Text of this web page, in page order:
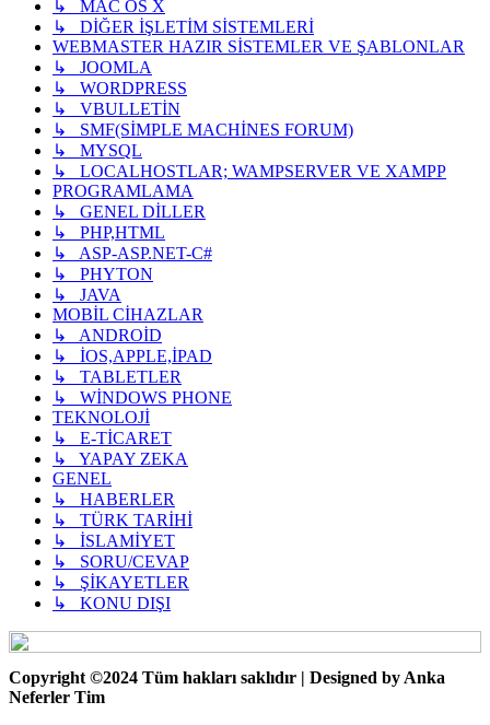
↳ MAC OS X
↳ DİĞER İŞLETİM SİSTEMLERİ
WEBMASTER HAZIR SİSTEMLER VE ŞABLONLAR
↳ JOOMLA
↳ WORDPRESS
↳ VBULLETİN
↳ SMF(SİMPLE MACHİNES FORUM)
↳ MYSQL
↳ LOCALHOSTLAR; WAMPSERVER VE XAMPP
PROGRAMLAMA
↳ GENEL DİLLER
↳ PHP,HTML
↳ ASP-ASP.NET-C#
↳ PHYTON
↳ JAVA
MOBİL CİHAZLAR
↳ ANDROİD
↳ İOS,APPLE,İPAD
↳ TABLETLER
↳ WİNDOWS PHONE
TEKNOLOJİ
↳ E-TİCARET
↳ YAPAY ZEKA
GENEL
↳ HABERLER
↳ TÜRK TARİHİ
↳ İSLAMİYET
↳ SORU/CEVAP
↳ ŞİKAYETLER
↳ KONU DIŞI
Copyright ©2024 Tüm hakları saklıdır | Designed by Anka
Neferler Tim